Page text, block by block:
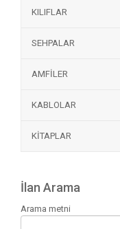
KILIFLAR
SEHPALAR
AMFİLER
KABLOLAR
KİTAPLAR
İlan Arama
Arama metni